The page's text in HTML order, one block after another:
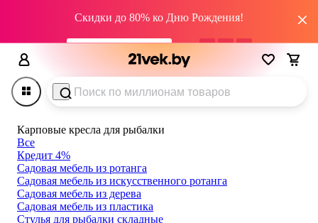
Скидки до 80% ко Дню Рождения!
промокод HAPPY22 01дн 21:56:34
Карповые кресла для рыбалки
Все
Кредит 4%
Садовая мебель из ротанга
Садовая мебель из искусственного ротанга
Садовая мебель из дерева
Садовая мебель из пластика
Стулья для рыбалки складные